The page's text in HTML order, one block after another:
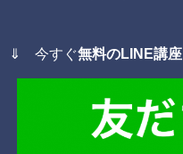
⇓ 今すぐ無料のLINE講座